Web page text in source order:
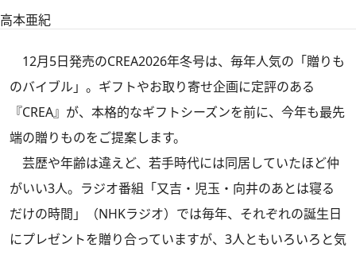
高本亜紀
12月5日発売のCREA2026年冬号は、毎年人気の「贈りも
のバイブル」。ギフトやお取り寄せ企画に定評のある
『CREA』が、本格的なギフトシーズンを前に、今年も最先
端の贈りものをご提案します。
芸歴や年齢は違えど、若手時代には同居していたほど仲
がいい3人。ラジオ番組「又吉・児玉・向井のあとは寝る
だけの時間」（NHKラジオ）では毎年、それぞれの誕生日
にプレゼントを贈り合っていますが、3人ともいろいろと気